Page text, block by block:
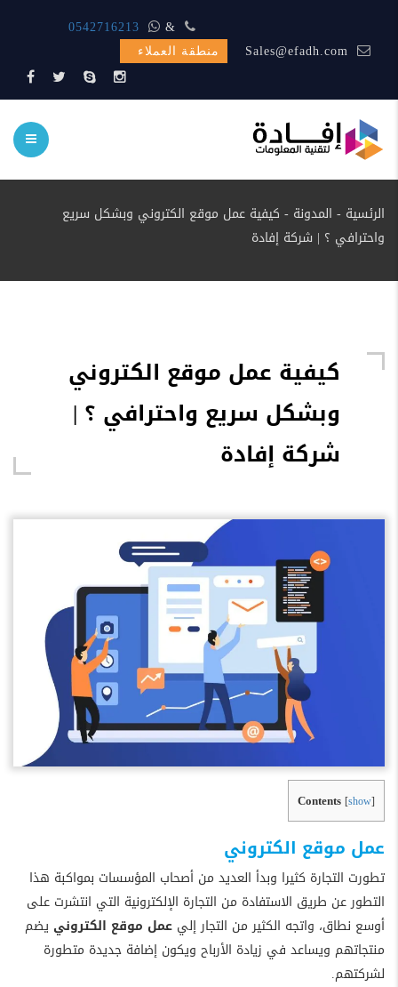
&
0542716213
منطقة العملاء
الرئسية - المدونة - كيفية عمل موقع الكتروني وبشكل سريع
واحترافي ؟ | شركة إفادة
كيفية عمل موقع الكتروني
وبشكل سريع واحترافي ؟ |
شركة إفادة
Contents [show]
عمل موقع الكتروني
تطورت التجارة كثيرا وبدأ العديد من أصحاب المؤسسات بمواكبة هذا
التطور عن طريق الاستفادة من التجارة الإلكترونية التي انتشرت على
أوسع نطاق، واتجه الكثير من التجار إلي عمل موقع الكتروني يضم
منتجاتهم ويساعد في زيادة الأرباح ويكون إضافة جديدة متطورة
لشركتهم.